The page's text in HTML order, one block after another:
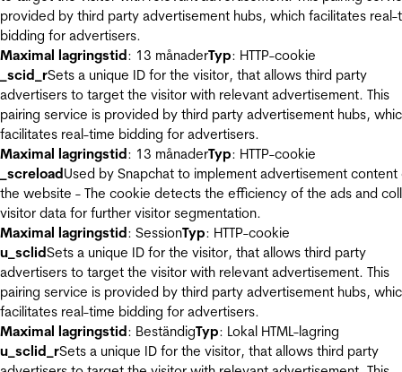
provided by third party advertisement hubs, which facilitates real-
bidding for advertisers.
Maximal lagringstid: 13 månaderTyp: HTTP-cookie
_scid_rSets a unique ID for the visitor, that allows third party
advertisers to target the visitor with relevant advertisement. This
pairing service is provided by third party advertisement hubs,
facilitates real-time bidding for advertisers.
Maximal lagringstid: 13 månaderTyp: HTTP-cookie
_screloadUsed by Snapchat to implement advertisement content
the website - The cookie detects the efficiency of the ads and
visitor data for further visitor segmentation.
Maximal lagringstid: SessionTyp: HTTP-cookie
u_sclidSets a unique ID for the visitor, that allows third party
advertisers to target the visitor with relevant advertisement. This
pairing service is provided by third party advertisement hubs,
facilitates real-time bidding for advertisers.
Maximal lagringstid: BeständigTyp: Lokal HTML-lagring
u_sclid_rSets a unique ID for the visitor, that allows third party